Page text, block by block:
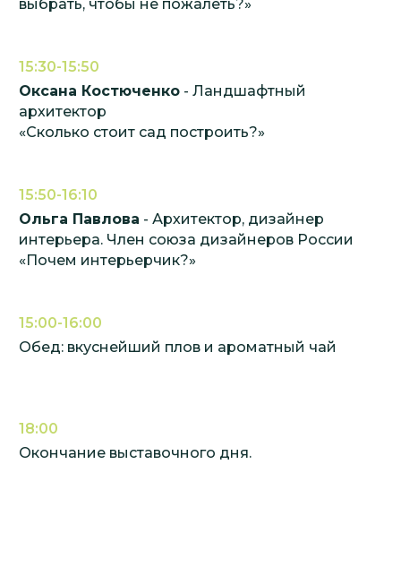
выбрать, чтобы не пожалеть?»
15:30-15:50
Оксана Костюченко - Ландшафтный
архитектор
«Сколько стоит сад построить?»
15:50-16:10
Ольга Павлова - Архитектор, дизайнер
интерьера. Член союза дизайнеров России
«Почем интерьерчик?»
15:00-16:00
Обед: вкуснейший плов и ароматный чай
18:00
Окончание выставочного дня.